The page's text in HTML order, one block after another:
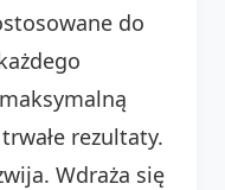
do
rezultaty.
Wdraża się